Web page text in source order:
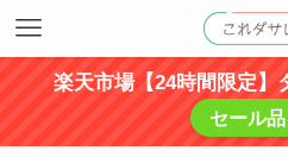
楽天市場【24時間限定】
セール